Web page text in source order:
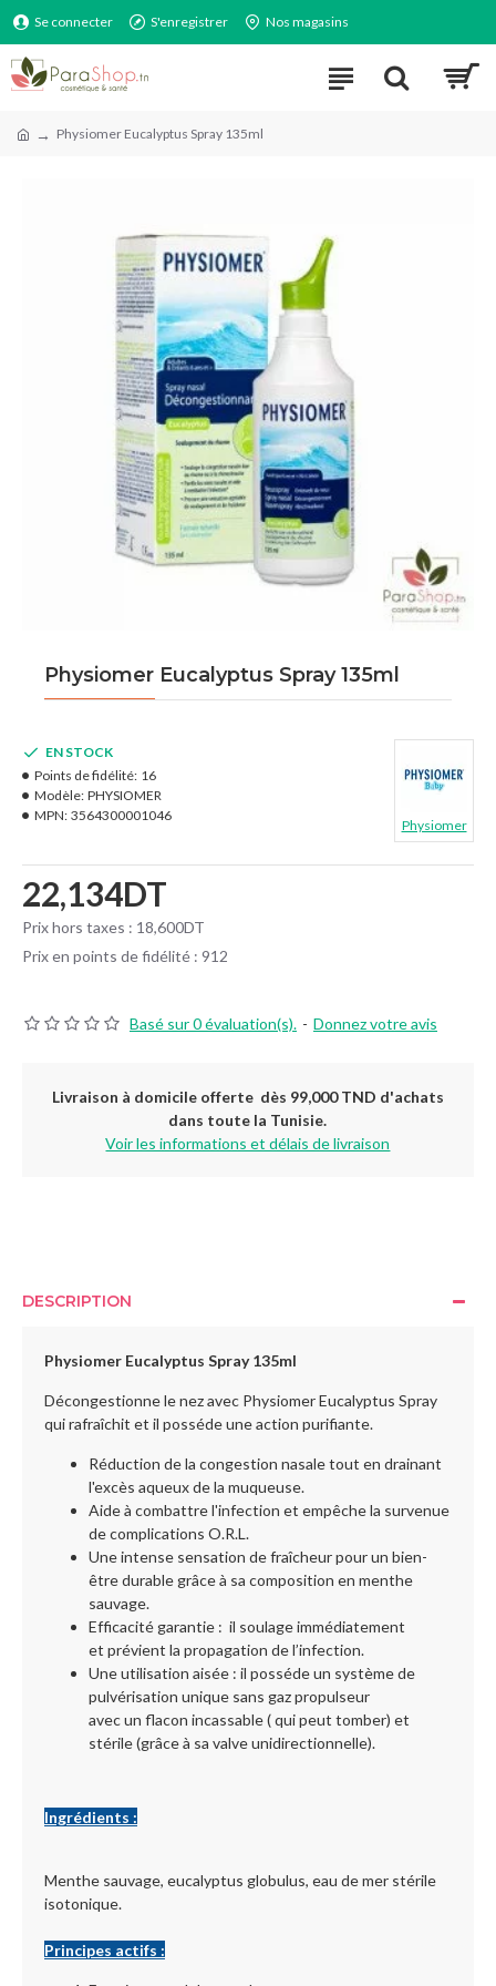
Se connecter S'enregistrer Nos magasins
Physiomer Eucalyptus Spray 135ml
Physiomer Eucalyptus Spray 135ml
Basé sur 0 évaluation(s). - Donnez votre avis
22,134DT
Prix hors taxes : 18,600DT
Prix en points de fidélité : 912
EN STOCK
Points de fidélité: 16
Modèle: PHYSIOMER
MPN: 3564300001046
Physiomer
Livraison à domicile offerte dès 99,000 TND d'achats
dans toute la Tunisie.
Voir les informations et délais de livraison
DESCRIPTION
Physiomer Eucalyptus Spray 135ml
Décongestionne le nez avec Physiomer Eucalyptus Spray
qui rafraîchit et il posséde une action purifiante.
Réduction de la congestion nasale tout en drainant
l'excès aqueux de la muqueuse.
Aide à combattre l'infection et empêche la survenue
de complications O.R.L.
Une intense sensation de fraîcheur pour un bien-
être durable grâce à sa composition en menthe
sauvage.
Efficacité garantie : il soulage immédiatement
et prévient la propagation de l’infection.
Une utilisation aisée : il posséde un système de
pulvérisation unique sans gaz propulseur
avec un flacon incassable ( qui peut tomber) et
stérile (grâce à sa valve unidirectionnelle).
Ingrédients :
Menthe sauvage, eucalyptus globulus, eau de mer stérile
isotonique.
Principes actifs :